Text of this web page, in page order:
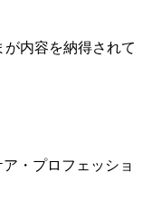
内容を納得されて
・プロフェッショ